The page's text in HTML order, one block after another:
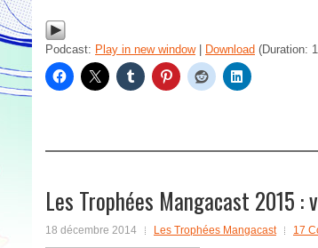
Podcast: Play in new window| Download (Duration:
Les Trophées Mangacast 2015 :
18 décembre 2014 Les Trophées Mangacast 17